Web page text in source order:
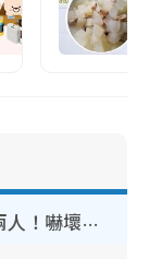
簡淑兒染金毛剪短頭髮氣質判若兩人！嚇壞老公麥大力都認唔出：「你做咩事？」